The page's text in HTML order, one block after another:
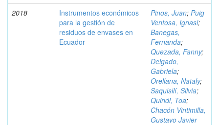
2018
Instrumentos económicos
para la gestión de
residuos de envases en
Ecuador
Pinos, Juan; Puig
Ventosa, Ignasi;
Banegas,
Fernanda;
Quezada, Fanny;
Delgado,
Gabriela;
Orellana, Nataly;
Saquisilí, Silvia;
Quindi, Toa;
Chacón Vintimilla,
Gustavo Javier